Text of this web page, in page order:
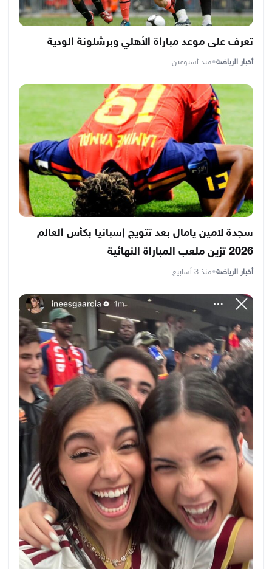
تعرف على موعد مباراة الأهلي وبرشلونة الودية
أخبار الرياضة•منذ أسبوعين
سجدة لامين يامال بعد تتويج إسبانيا بكأس العالم
2026 تزين ملعب المباراة النهائية
أخبار الرياضة•منذ 3 أسابيع